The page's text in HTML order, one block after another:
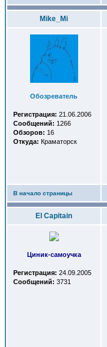
Mike_Mi
Обозреватель
Регистрация: 21.06.2006
Сообщений: 1266
Обзоров: 16
Откуда: Краматорск
В начало страницы
El Capitain
Циник-самоучка
Регистрация: 24.09.2005
Сообщений: 3731